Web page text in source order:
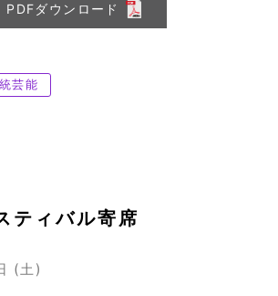
PDFダウンロード
芸能
ティバル寄席
(土)